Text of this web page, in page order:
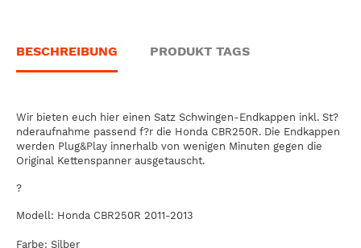
BESCHREIBUNG PRODUKT TAGS
Wir bieten euch hier einen Satz Schwingen-Endkappen inkl. St?
nderaufnahme passend f?r die Honda CBR250R. Die Endkappen
werden Plug&Play innerhalb von wenigen Minuten gegen die
Original Kettenspanner ausgetauscht.
?
Modell: Honda CBR250R 2011-2013
Farbe: Silber